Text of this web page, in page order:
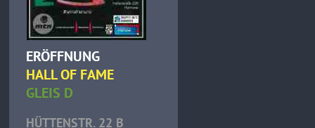
ERÖFFNUNG
HALL OF FAME
GLEIS D
HÜTTENSTR. 22 B